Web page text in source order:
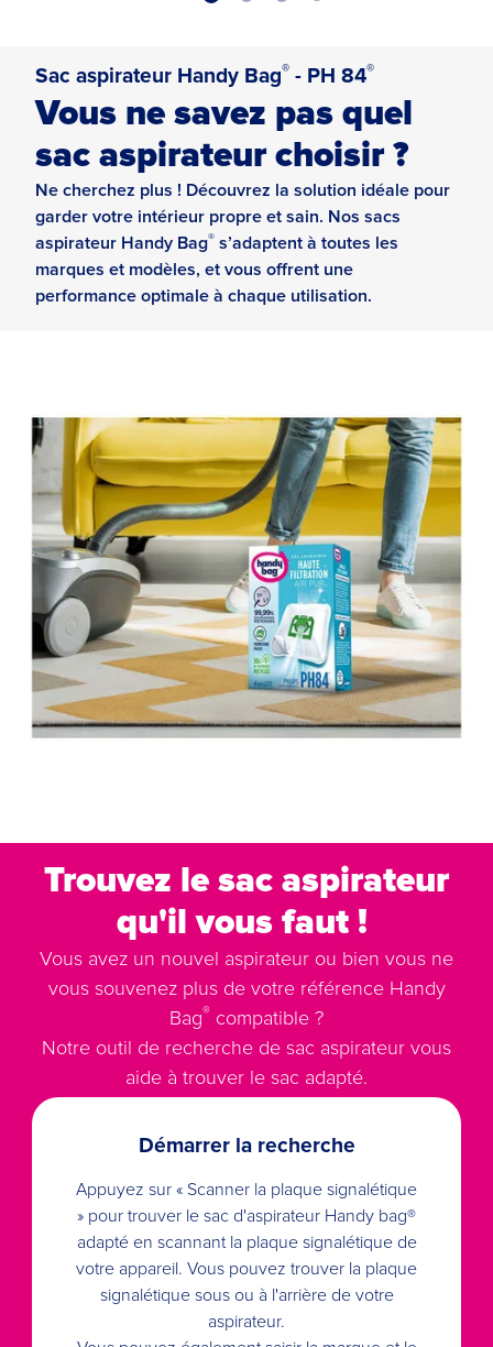
Sac aspirateur Handy Bag® - PH 84®
Vous ne savez pas quel
sac aspirateur choisir ?
Ne cherchez plus ! Découvrez la solution idéale pour
garder votre intérieur propre et sain. Nos sacs
aspirateur Handy Bag® s’adaptent à toutes les
marques et modèles, et vous offrent une
performance optimale à chaque utilisation.
Trouvez le sac aspirateur
qu'il vous faut !
Vous avez un nouvel aspirateur ou bien vous ne
vous souvenez plus de votre référence Handy
Bag® compatible ?
Notre outil de recherche de sac aspirateur vous
aide à trouver le sac adapté.
Démarrer la recherche
Appuyez sur « Scanner la plaque signalétique
» pour trouver le sac d'aspirateur Handy bag®
adapté en scannant la plaque signalétique de
votre appareil. Vous pouvez trouver la plaque
signalétique sous ou à l'arrière de votre
aspirateur.